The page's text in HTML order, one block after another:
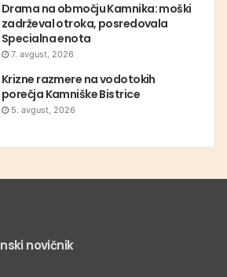
Drama na območju Kamnika: moški
zadrževal otroka, posredovala
Specialna enota
7. avgust, 2026
Krizne razmere na vodotokih
porečja Kamniške Bistrice
5. avgust, 2026
novičnik